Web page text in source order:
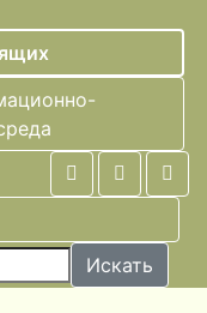
Искать